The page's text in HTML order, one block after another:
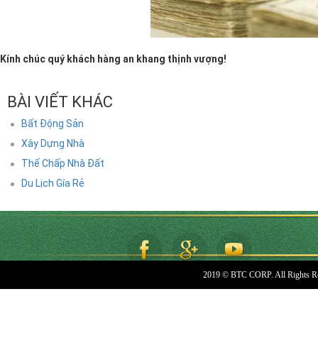
Kính chúc quý khách hàng an khang thịnh vượng!
BÀI VIẾT KHÁC
Bất Động Sản
Xây Dựng Nhà
Thế Chấp Nhà Đất
Du Lịch Gía Rẻ
2019 © BTC CORP. All Rights